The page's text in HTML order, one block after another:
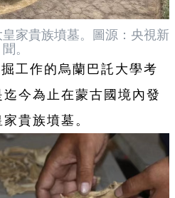
家貴族墳墓。圖源：央視新
聞。
工作的烏蘭巴託大學考
今為止在蒙古國境內發
貴族墳墓。